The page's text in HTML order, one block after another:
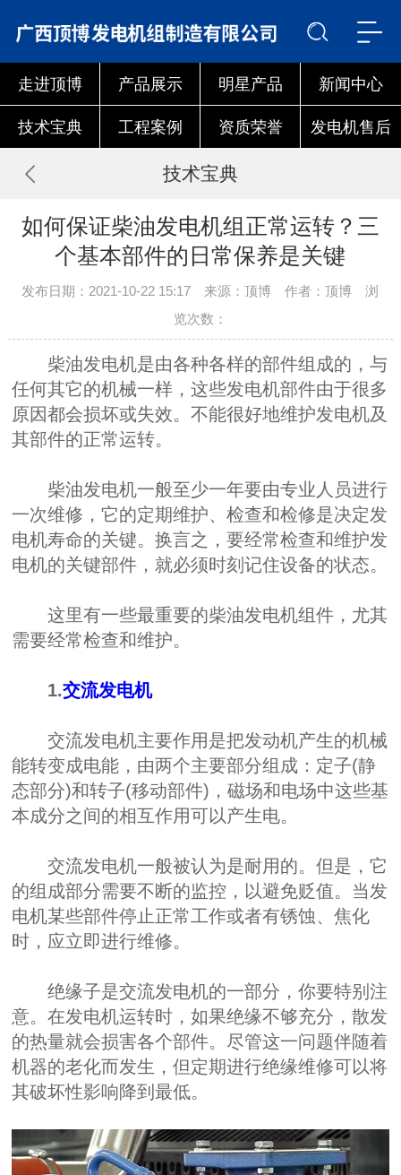
走进顶博 产品展示 明星产品 新闻中心
技术宝典 工程案例 资质荣誉 发电机售后
技术宝典
如何保证柴油发电机组正常运转？三
个基本部件的日常保养是关键
发布日期：2021-10-22 15:17 来源：顶博 作者：顶博 浏
览次数：
柴油发电机是由各种各样的部件组成的，与
任何其它的机械一样，这些发电机部件由于很多
原因都会损坏或失效。不能很好地维护发电机及
其部件的正常运转。
柴油发电机一般至少一年要由专业人员进行
一次维修，它的定期维护、检查和检修是决定发
电机寿命的关键。换言之，要经常检查和维护发
电机的关键部件，就必须时刻记住设备的状态。
这里有一些最重要的柴油发电机组件，尤其
需要经常检查和维护。
1.交流发电机
交流发电机主要作用是把发动机产生的机械
能转变成电能，由两个主要部分组成：定子(静
态部分)和转子(移动部件)，磁场和电场中这些基
本成分之间的相互作用可以产生电。
交流发电机一般被认为是耐用的。但是，它
的组成部分需要不断的监控，以避免贬值。当发
电机某些部件停止正常工作或者有锈蚀、焦化
时，应立即进行维修。
绝缘子是交流发电机的一部分，你要特别注
意。在发电机运转时，如果绝缘不够充分，散发
的热量就会损害各个部件。尽管这一问题伴随着
机器的老化而发生，但定期进行绝缘维修可以将
其破坏性影响降到最低。